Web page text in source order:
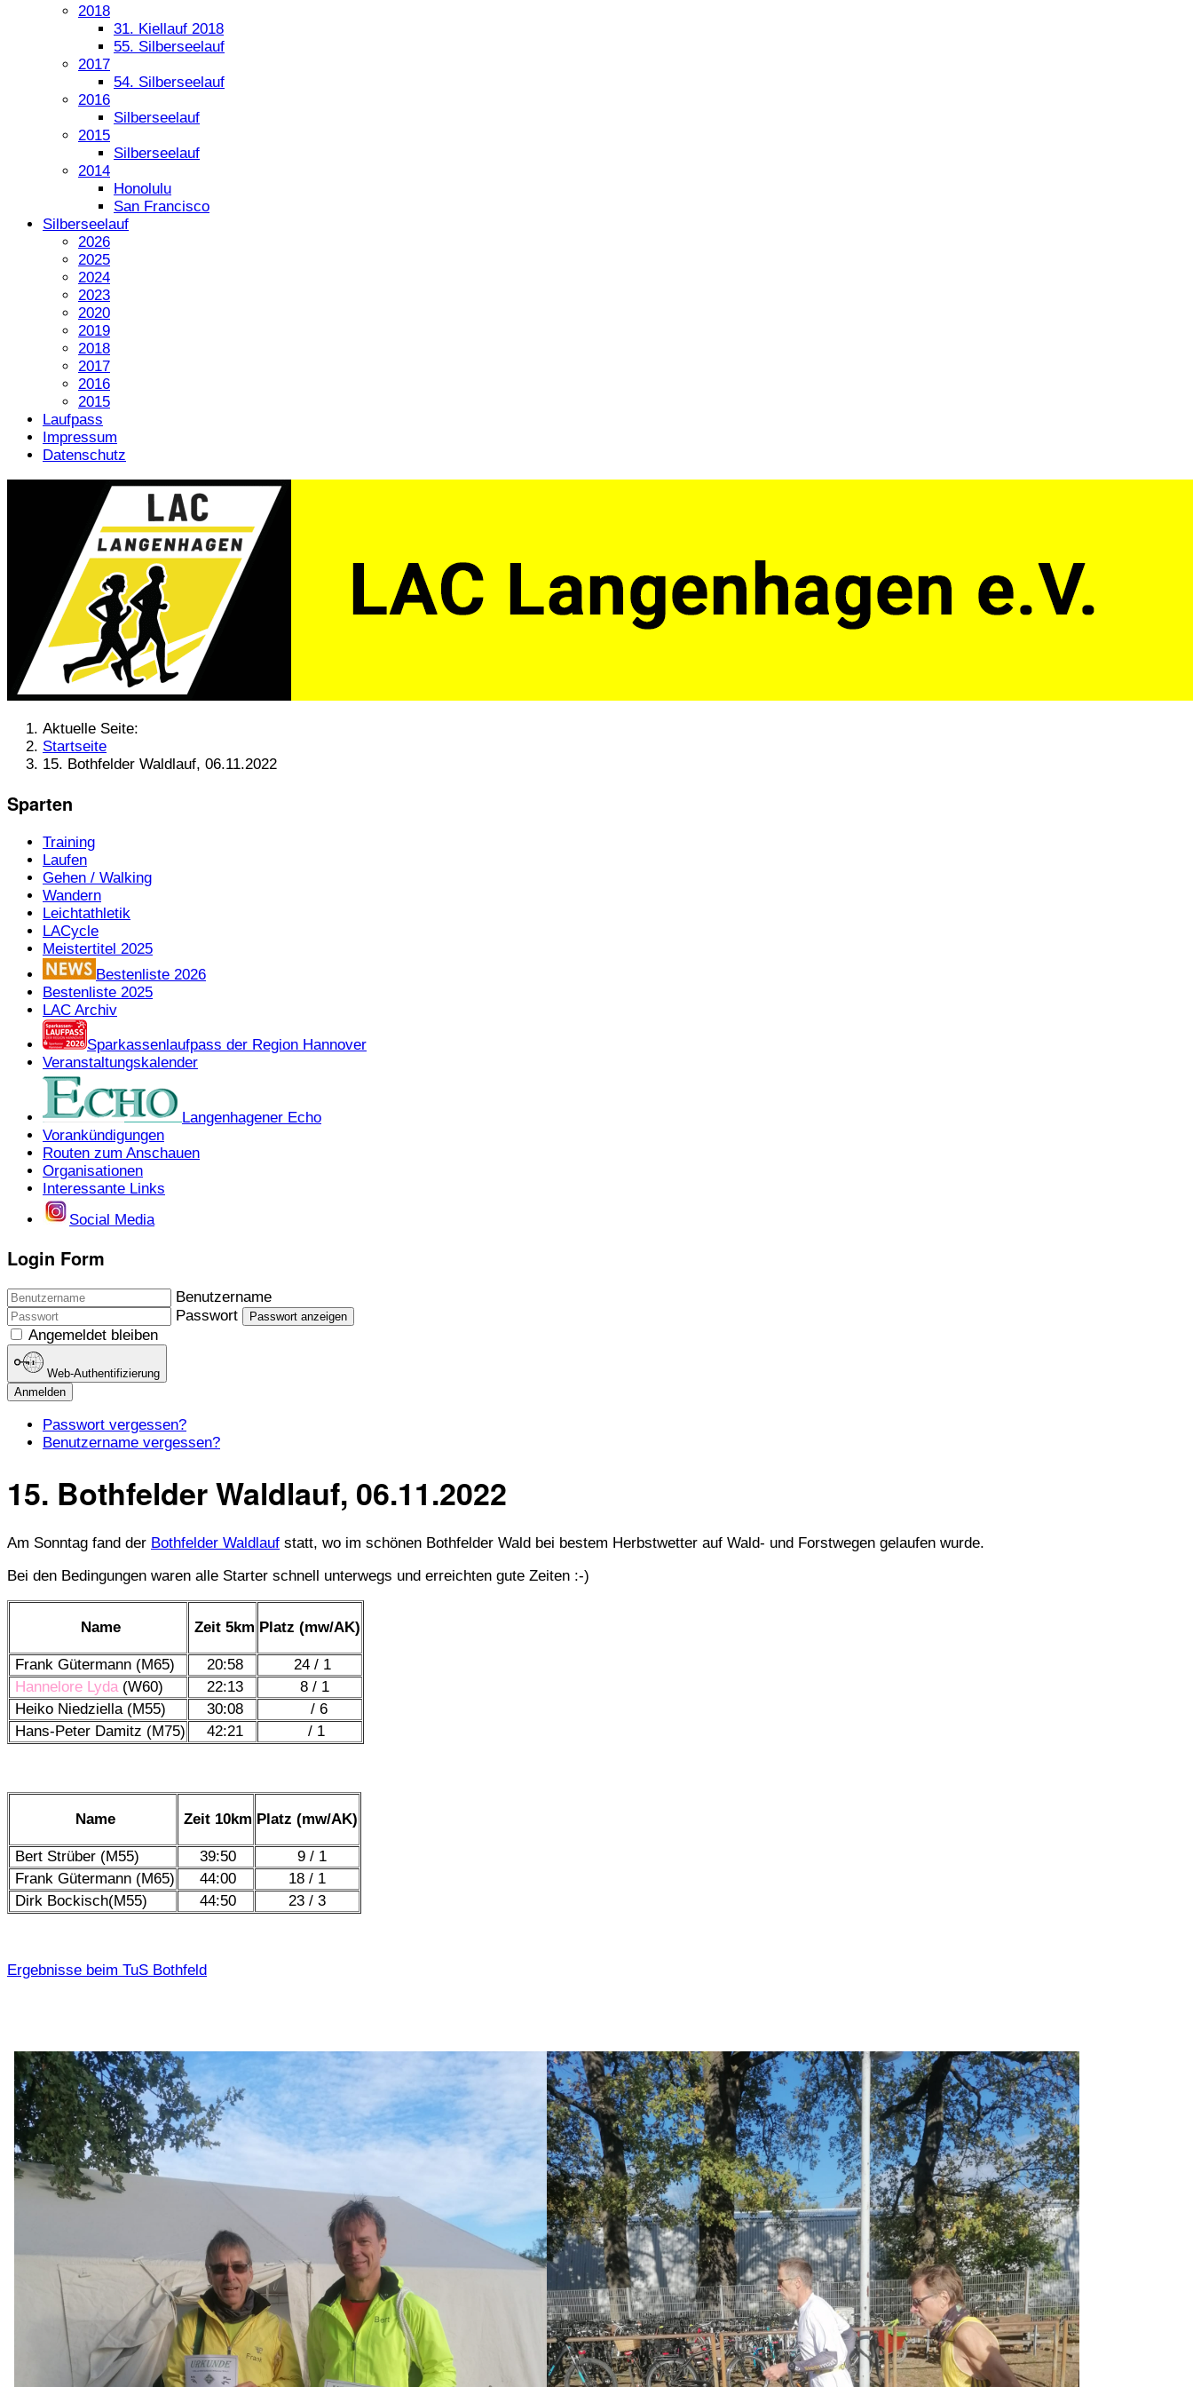
2018
31. Kiellauf 2018
55. Silberseelauf
2017
54. Silberseelauf
2016
Silberseelauf
2015
Silberseelauf
2014
Honolulu
San Francisco
Silberseelauf
2026
2025
2024
2023
2020
2019
2018
2017
2016
2015
Laufpass
Impressum
Datenschutz
Aktuelle Seite:
Startseite
15. Bothfelder Waldlauf, 06.11.2022
Sparten
Training
Laufen
Gehen / Walking
Wandern
Leichtathletik
LACycle
Meistertitel 2025
Bestenliste 2026
Bestenliste 2025
LAC Archiv
Sparkassenlaufpass der Region Hannover
Veranstaltungskalender
Langenhagener Echo
Vorankündigungen
Routen zum Anschauen
Organisationen
Interessante Links
Social Media
Login Form
Benutzername
Passwort
Passwort anzeigen
Angemeldet bleiben
Web-Authentifizierung
Anmelden
Passwort vergessen?
Benutzername vergessen?
15. Bothfelder Waldlauf, 06.11.2022
Am Sonntag fand der Bothfelder Waldlauf statt, wo im schönen Bothfelder Wald bei bestem Herbstwetter auf Wald- und Forstwegen gelaufen wurde.
Bei den Bedingungen waren alle Starter schnell unterwegs und erreichten gute Zeiten :-)
Name Zeit 5km Platz (mw/AK)
Frank Gütermann (M65) 20:58
24 / 1
Hannelore Lyda(W60) 22:13
8 / 1
Heiko Niedziella (M55)
30:08
/ 6
Hans-Peter Damitz (M75)
42:21 / 1
Name Zeit 10km Platz (mw/AK)
Bert Strüber (M55) 39:50
9 / 1
Frank Gütermann (M65)
44:00
18 / 1
Dirk Bockisch(M55)
44:50 23 / 3
Ergebnisse beim TuS Bothfeld